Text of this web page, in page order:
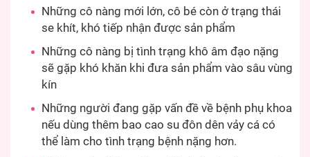
Những cô nàng mới lớn, cô bé còn ở trạng thái
se khít, khó tiếp nhận được sản phẩm
Những cô nàng bị tình trạng khô âm đạo nặng
sẽ gặp khó khăn khi đưa sản phẩm vào sâu vùng
kín
Những người đang gặp vấn đề về bệnh phụ khoa
nếu dùng thêm bao cao su đôn dên vảy cá có
thể làm cho tình trạng bệnh nặng hơn.